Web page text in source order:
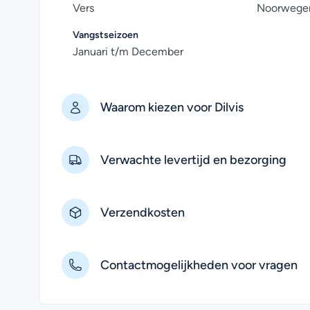
Vers
Vangstseizoen
Januari t/m December
Waarom kiezen voor Dilvis
Verwachte levertijd en bezorging
Verzendkosten
Contactmogelijkheden voor vragen